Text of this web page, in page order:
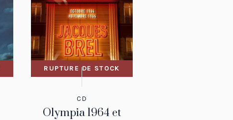
RUPTURE DE STOCK
CD
Olympia 1964 et